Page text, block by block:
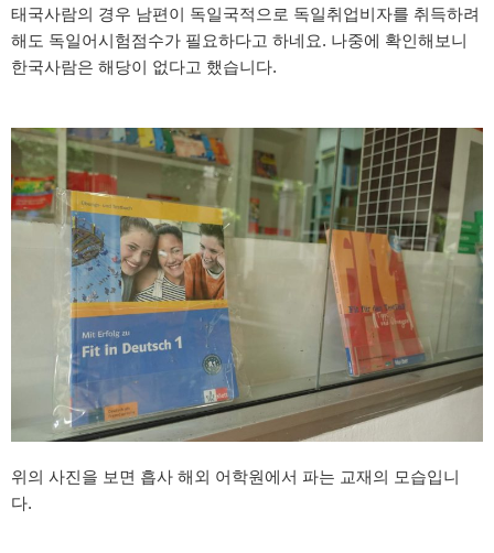
태국사람의 경우 남편이 독일국적으로 독일취업비자를 취득하려
해도 독일어시험점수가 필요하다고 하네요. 나중에 확인해보니
한국사람은 해당이 없다고 했습니다.
위의 사진을 보면 흡사 해외 어학원에서 파는 교재의 모습입니
다.